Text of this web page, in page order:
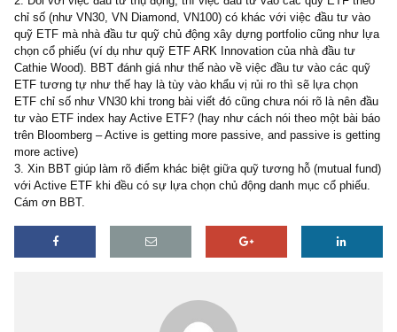
lầm hoặc đoạn trích “The move to passive is mistake” có mâu
trái ngược với lời khuyên của BBT tại bài viết cho các nhà đầu
động hay không (Ngài Peter Lynch trong bài phỏng vấn cũng nói
các NĐT thụ động đang “missing the boat” – lỡ tàu, như một
sai lầm trên TTCK kì 1 của BBT.)
2. Đối với việc đầu tư thụ động, thì việc đầu tư vào các quỹ ETF
chỉ số (như VN30, VN Diamond, VN100) có khác với việc đầu tư
quỹ ETF mà nhà đầu tư quỹ chủ động xây dựng portfolio cũng
chọn cổ phiếu (ví dụ như quỹ ETF ARK Innovation của nhà đầu tư
Cathie Wood). BBT đánh giá như thế nào về việc đầu tư vào các
ETF tương tự như thế hay là tùy vào khẩu vị rủi ro thì sẽ lựa
trên Bloomberg – Active is getting more passive, and passive is
với Active ETF khi đều có sự lựa chọn chủ động danh mục cổ